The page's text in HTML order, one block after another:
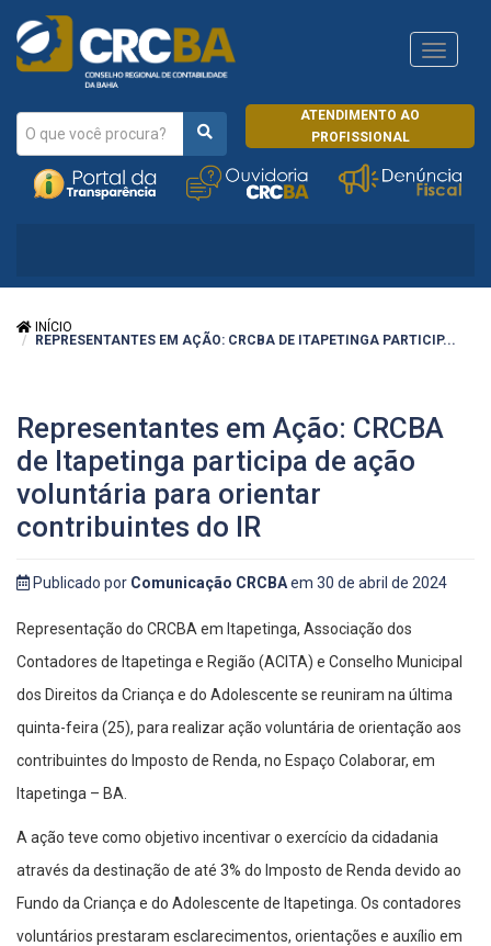
ATENDIMENTO AO
PROFISSIONAL
CRCRJ
INÍCIO
REPRESENTANTES EM AÇÃO: CRCBA DE ITAPETINGA PARTICIP...
Representantes em Ação: CRCBA
de Itapetinga participa de ação
voluntária para orientar
contribuintes do IR
Publicado por Comunicação CRCBAem 30 de abril de 2024
Representação do CRCBA em Itapetinga, Associação dos
Contadores de Itapetinga e Região (ACITA) e Conselho Municipal
dos Direitos da Criança e do Adolescente se reuniram na última
quinta-feira (25), para realizar ação voluntária de orientação aos
contribuintes do Imposto de Renda, no Espaço Colaborar, em
Itapetinga – BA.
A ação teve como objetivo incentivar o exercício da cidadania
através da destinação de até 3% do Imposto de Renda devido ao
Fundo da Criança e do Adolescente de Itapetinga. Os contadores
voluntários prestaram esclarecimentos, orientações e auxílio em